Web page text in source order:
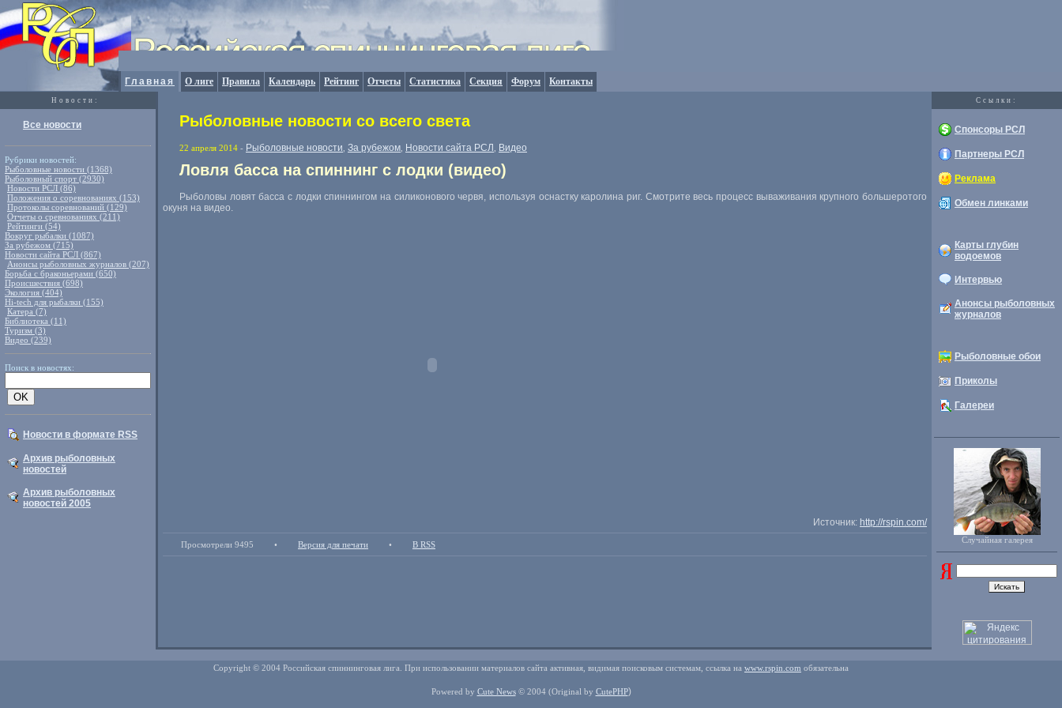
Главная О лиге Правила Календарь Рейтинг Отчеты Статистика Секция Форум Контакты
Новости: Cсылки:
Все новости
Рубрики новостей:
Рыболовные новости (1368)
Рыболовный спорт (2930)
Новости РСЛ (86)
Положения о соревнованиях (153)
Протоколы соревнований (129)
Отчеты о сревнованиях (211)
Рейтинги (54)
Вокруг рыбалки (1087)
За рубежом (715)
Новости сайта РСЛ (867)
Анонсы рыболовных журналов (207)
Борьба с браконьерами (650)
Происшествия (698)
Экология (404)
Hi-tech для рыбалки (155)
Катера (7)
Библиотека (11)
Туризм (3)
Видео (239)
Поиск в новостях:
Новости в формате RSS
Архив рыболовных
новостей
Архив рыболовных
новостей 2005
Рыболовные новости со всего света
22 апреля 2014 - Рыболовные новости За рубежом Новости сайта РСЛ Видео
Ловля басса на спиннинг с лодки (видео)
Рыболовы ловят басса с лодки спиннингом на силиконового червя, используя оснастку каролина риг. Смотрите весь процесс вываживания крупного большеротого
окуня на видео.
Источник: http://rspin.com/
Просмотрели 9495 • Версия для печати • В RSS
Спонсоры РСЛ
Партнеры РСЛ
Реклама
Обмен линками
Карты глубин
водоемов
Интервью
Анонсы рыболовных
журналов
Рыболовные обои
Приколы
Галереи
Случайная галерея
Copyright © 2004 Российская спиннинговая лига. При использовании материалов сайта активная, видимая поисковым системам, ссылка на www.rspin.com обязательна
Powered by Cute News© 2004 (Original by CutePHP)